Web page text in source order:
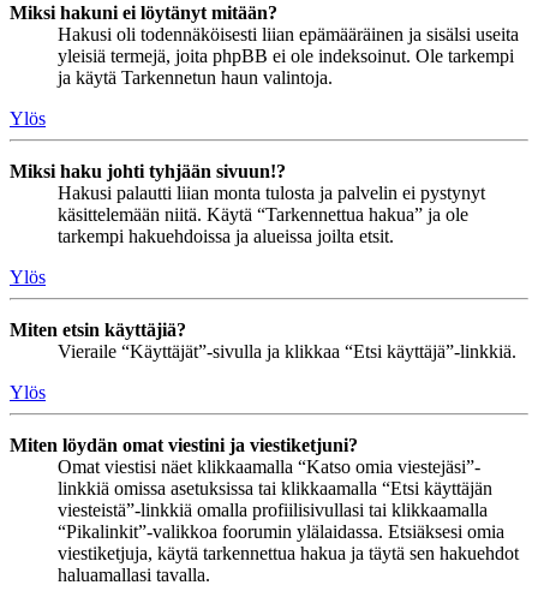
Miksi hakuni ei löytänyt mitään?
Hakusi oli todennäköisesti liian epämääräinen ja sisälsi useita
yleisiä termejä, joita phpBB ei ole indeksoinut. Ole tarkempi
ja käytä Tarkennetun haun valintoja.
Ylös
Miksi haku johti tyhjään sivuun!?
Hakusi palautti liian monta tulosta ja palvelin ei pystynyt
käsittelemään niitä. Käytä “Tarkennettua hakua” ja ole
tarkempi hakuehdoissa ja alueissa joilta etsit.
Ylös
Miten etsin käyttäjiä?
Vieraile “Käyttäjät”-sivulla ja klikkaa “Etsi käyttäjä”-linkkiä.
Ylös
Miten löydän omat viestini ja viestiketjuni?
Omat viestisi näet klikkaamalla “Katso omia viestejäsi”-
linkkiä omissa asetuksissa tai klikkaamalla “Etsi käyttäjän
viesteistä”-linkkiä omalla profiilisivullasi tai klikkaamalla
“Pikalinkit”-valikkoa foorumin ylälaidassa. Etsiäksesi omia
viestiketjuja, käytä tarkennettua hakua ja täytä sen hakuehdot
haluamallasi tavalla.